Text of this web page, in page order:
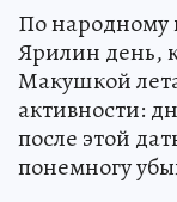
По народному
Ярилин день,
Макушкой
активности:
после этой
понемногу